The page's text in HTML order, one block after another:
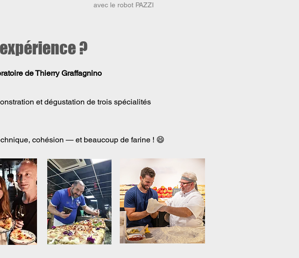
avec le robot PAZZI
?
de Thierry Graffagnino
et dégustation de trois spécialités
cohésion — et beaucoup de farine ! 😄